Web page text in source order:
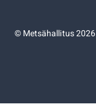
©Metsähallitus 2026